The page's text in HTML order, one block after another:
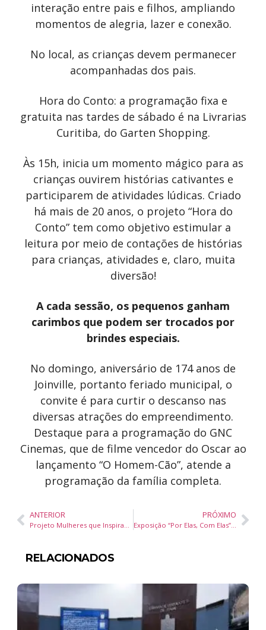
interação entre pais e filhos, ampliando
momentos de alegria, lazer e conexão.
No local, as crianças devem permanecer
acompanhadas dos pais.
Hora do Conto: a programação fixa e
gratuita nas tardes de sábado é na Livrarias
Curitiba, do Garten Shopping.
Às 15h, inicia um momento mágico para as
crianças ouvirem histórias cativantes e
participarem de atividades lúdicas. Criado
há mais de 20 anos, o projeto “Hora do
Conto” tem como objetivo estimular a
leitura por meio de contações de histórias
para crianças, atividades e, claro, muita
diversão!
A cada sessão, os pequenos ganham
carimbos que podem ser trocados por
brindes especiais.
No domingo, aniversário de 174 anos de
Joinville, portanto feriado municipal, o
convite é para curtir o descanso nas
diversas atrações do empreendimento.
Destaque para a programação do GNC
Cinemas, que de filme vencedor do Oscar ao
lançamento “O Homem-Cão”, atende a
programação da família completa.
ANTERIOR
Projeto Mulheres que Inspiram já possui data marcada para 2025
PRÓXIMO
Exposição “Por Elas, Com Elas” Celebra Arte e Emoções no Teatro Municipal de Balneário Camboriú
RELACIONADOS